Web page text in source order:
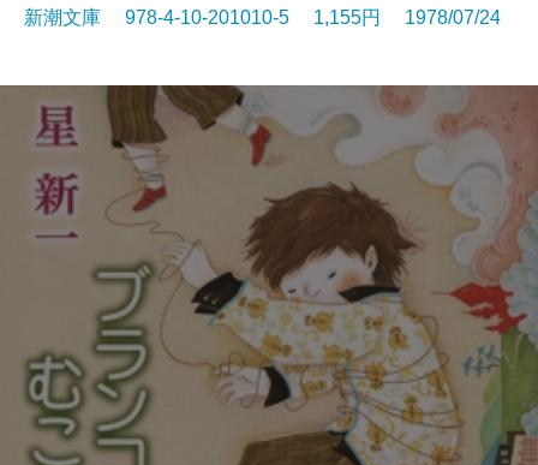
新潮文庫 978-4-10-201010-5 1,155円 1978/07/24